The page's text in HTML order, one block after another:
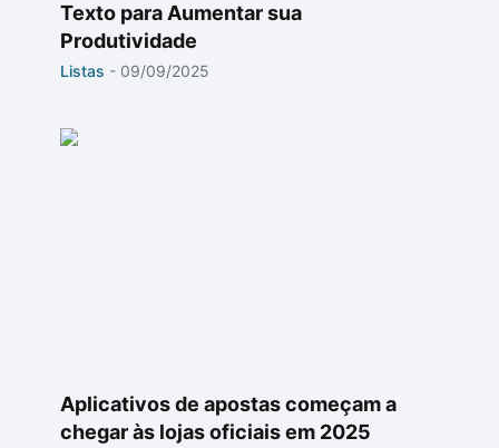
Texto para Aumentar sua
Produtividade
Listas - 09/09/2025
Aplicativos de apostas começam a
chegar às lojas oficiais em 2025